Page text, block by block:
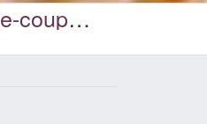
La-popotte-coup-de-c♥eur-de-maman